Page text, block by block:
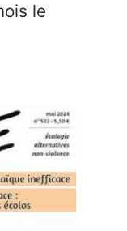
le